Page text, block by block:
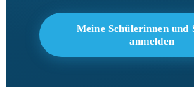
Meine Schülerinnen und
anmelden